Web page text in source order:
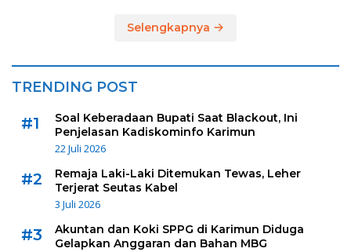
Selengkapnya
TRENDING POST
#1
Soal Keberadaan Bupati Saat Blackout, Ini
Penjelasan Kadiskominfo Karimun
22 Juli 2026
#2
Remaja Laki-Laki Ditemukan Tewas, Leher
Terjerat Seutas Kabel
3 Juli 2026
#3
Akuntan dan Koki SPPG di Karimun Diduga
Gelapkan Anggaran dan Bahan MBG